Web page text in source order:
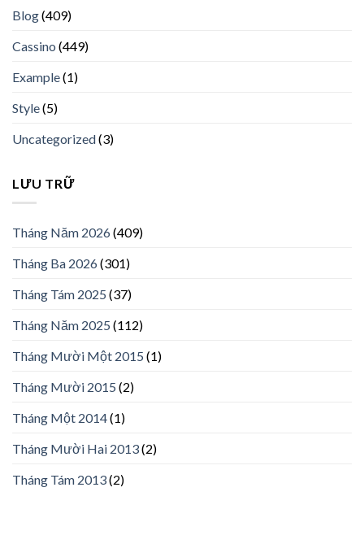
Blog(409)
Cassino (449)
Example(1)
Style(5)
Uncategorized(3)
LƯU TRỮ
Tháng Năm 2026(409)
Tháng Ba 2026(301)
Tháng Tám 2025 (37)
Tháng Năm 2025 (112)
Tháng Mười Một 2015 (1)
Tháng Mười 2015 (2)
Tháng Một 2014(1)
Tháng Mười Hai 2013(2)
Tháng Tám 2013(2)